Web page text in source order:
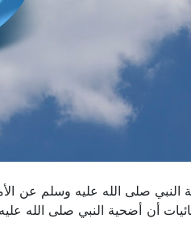
النبي صلى الله عليه وسلم عن
أن أضحية النبي صلى الله